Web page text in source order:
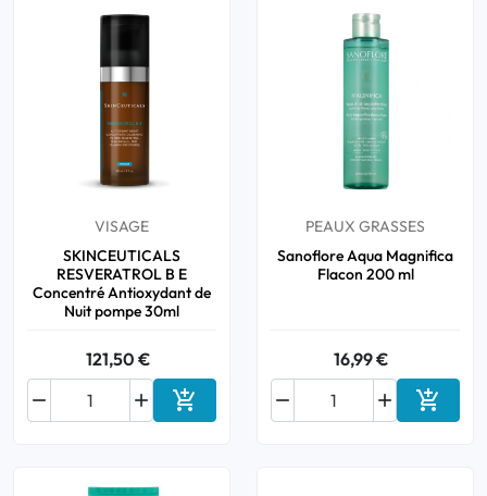
VISAGE
SKINCEUTICALS
RESVERATROL B E
Concentré Antioxydant de
Nuit pompe 30ml
121,50 €

 Ajouter au panier
PEAUX GRASSES
Sanoflore Aqua Magnifica
Flacon 200 ml
16,99 €

 